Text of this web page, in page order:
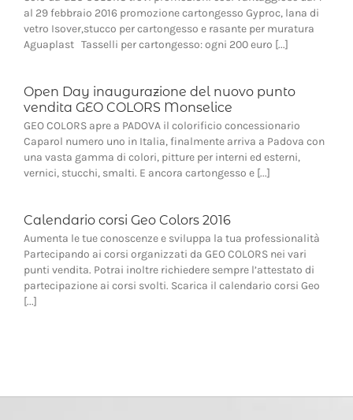
al 29 febbraio 2016 promozione cartongesso Gyproc, lana di
vetro Isover,stucco per cartongesso e rasante per muratura
Aguaplast Tasselli per cartongesso: ogni 200 euro [...]
Open Day inaugurazione del nuovo punto
vendita GEO COLORS Monselice
GEO COLORS apre a PADOVA il colorificio concessionario
Caparol numero uno in Italia, finalmente arriva a Padova con
una vasta gamma di colori, pitture per interni ed esterni,
vernici, stucchi, smalti. E ancora cartongesso e [...]
Calendario corsi Geo Colors 2016
Aumenta le tue conoscenze e sviluppa la tua professionalità
Partecipando ai corsi organizzati da GEO COLORS nei vari
punti vendita. Potrai inoltre richiedere sempre l’attestato di
partecipazione ai corsi svolti. Scarica il calendario corsi Geo
[...]